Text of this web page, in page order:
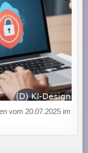
vom 20.07.2025 im